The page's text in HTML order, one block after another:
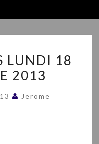
LUNDI 18
2013
Jerome